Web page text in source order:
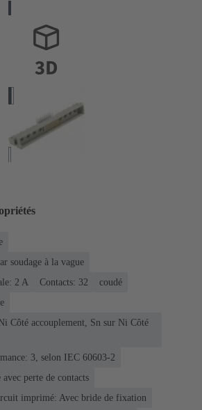
soudage à la vague
‌2 A
Contacts: 32
coudé
Côté accouplement, Sn sur Ni Côté
3, selon IEC 60603-2
avec perte de contacts
imprimé: Avec bride de fixation